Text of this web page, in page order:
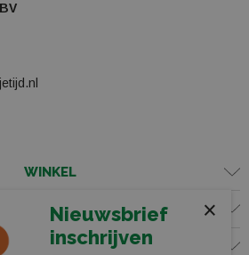
WINKEL
VOLG ONS
×
Nieuwsbrief
inschrijven